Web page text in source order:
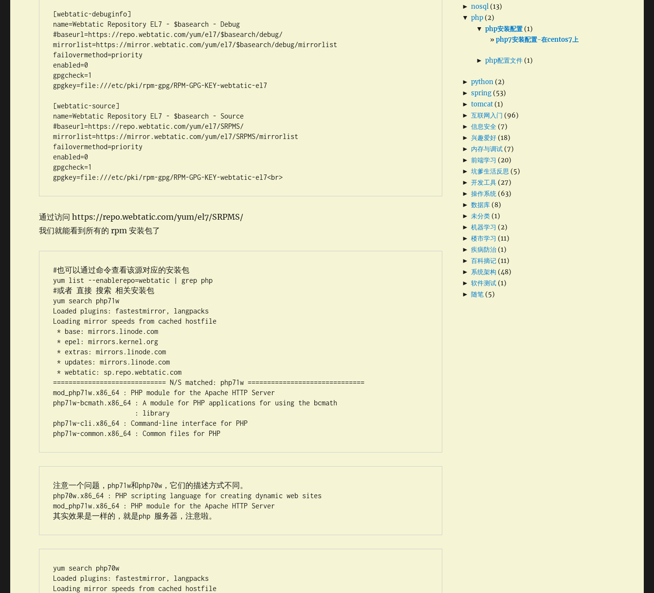
[webtatic-debuginfo]
name=Webtatic Repository EL7 - $basearch - Debug
#baseurl=https://repo.webtatic.com/yum/el7/$basearch/debug/
mirrorlist=https://mirror.webtatic.com/yum/el7/$basearch/debug/mirrorlist
failovermethod=priority
enabled=0
gpgcheck=1
gpgkey=file:///etc/pki/rpm-gpg/RPM-GPG-KEY-webtatic-el7
[webtatic-source]
name=Webtatic Repository EL7 - $basearch - Source
#baseurl=https://repo.webtatic.com/yum/el7/SRPMS/
mirrorlist=https://mirror.webtatic.com/yum/el7/SRPMS/mirrorlist
failovermethod=priority
enabled=0
gpgcheck=1
gpgkey=file:///etc/pki/rpm-gpg/RPM-GPG-KEY-webtatic-el7<br>
通过访问 https://repo.webtatic.com/yum/el7/SRPMS/
我们就能看到所有的 rpm 安装包了
#也可以通过命令查看该源对应的安装包
yum list --enablerepo=webtatic | grep php
#或者 直接 搜索 相关安装包
yum search php71w
Loaded plugins: fastestmirror, langpacks
Loading mirror speeds from cached hostfile
* base: mirrors.linode.com
* epel: mirrors.kernel.org
* extras: mirrors.linode.com
* updates: mirrors.linode.com
* webtatic: sp.repo.webtatic.com
============================= N/S matched: php71w ==============================
mod_php71w.x86_64 : PHP module for the Apache HTTP Server
php71w-bcmath.x86_64 : A module for PHP applications for using the bcmath
php71w-cli.x86_64 : Command-line interface for PHP
注意一个问题，php71w和php70w，它们的描述方式不同。
php70w.x86_64 : PHP scripting language for creating dynamic web sites
mod_php71w.x86_64 : PHP module for the Apache HTTP Server
yum search php70w
Loaded plugins: fastestmirror, langpacks
Loading mirror speeds from cached hostfile
► nosql(13)
▼ php(2)
▼ php安装配置(1)
php7安装配置-在centos7上
► php配置文件(1)
► python(2)
► spring(53)
► tomcat(1)
► 互联网入门 (96)
► 信息安全(7)
► 兴趣爱好(18)
► 内存与调试(7)
► 前端学习 (20)
► 坑爹生活反思 (5)
► 开发工具(27)
► 操作系统(63)
► 数据库(8)
► 未分类(1)
► 机器学习 (2)
► 楼市学习 (11)
► 疾病防治(1)
► 百科摘记(11)
► 系统架构 (48)
► 软件测试(1)
► 随笔(5)